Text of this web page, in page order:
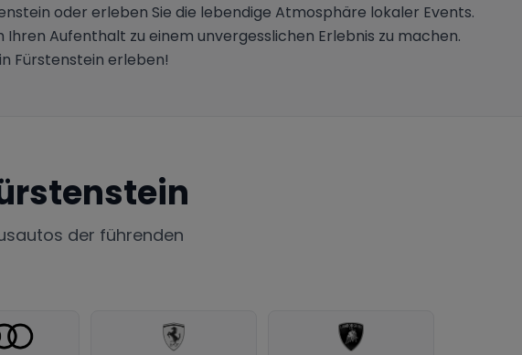
oder erleben Sie die lebendige Atmosphäre lokaler Events.
Aufenthalt zu einem unvergesslichen Erlebnis zu machen.
Fürstenstein erleben!
der führenden